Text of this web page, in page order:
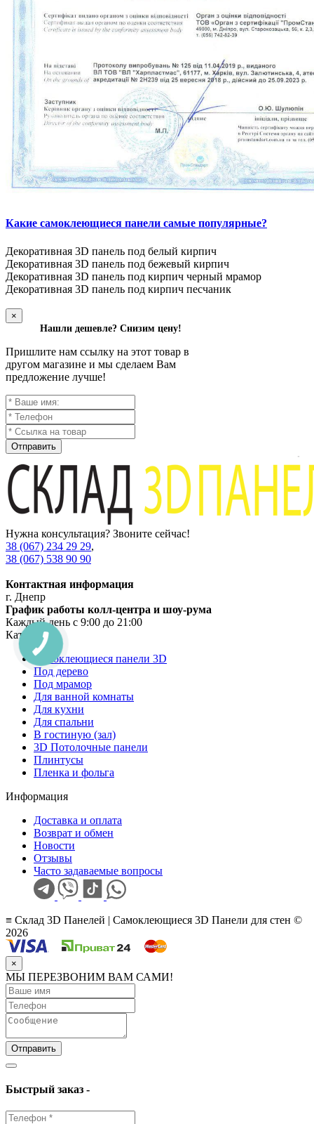
Какие самоклеющиеся панели самые популярные?
Декоративная 3D панель под белый кирпич
Декоративная 3D панель под бежевый кирпич
Декоративная 3D панель под кирпич черный мрамор
Декоративная 3D панель под кирпич песчаник
×
Нашли дешевле? Снизим цену!
Пришлите нам ссылку на этот товар в
другом магазине и мы сделаем Вам
предложение лучше!
Отправить
Нужна консультация? Звоните сейчас!
38 (067) 234 29 29,
38 (067) 538 90 90
Контактная информация
г. Днепр
График работы колл-центра и шоу-рума
Каждый день с 9:00 до 21:00
Категории
Самоклеющиеся панели 3D
Под дерево
Под мрамор
Для ванной комнаты
Для кухни
Для спальни
В гостиную (зал)
3D Потолочные панели
Плинтусы
Пленка и фольга
Информация
Доставка и оплата
Возврат и обмен
Новости
Отзывы
Часто задаваемые вопросы
≡ Склад 3D Панелей | Самоклеющиеся 3D Панели для стен ©
2026
×
МЫ ПЕРЕЗВОНИМ ВАМ САМИ!
Отправить
Быстрый заказ -